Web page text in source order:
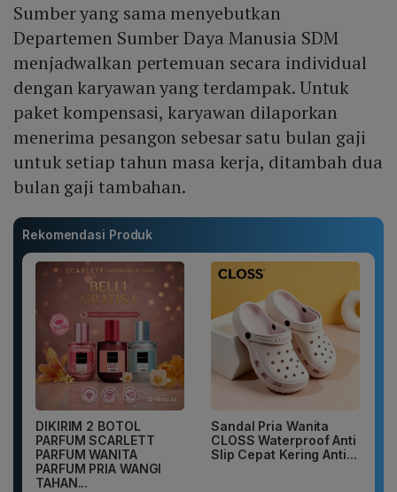
Sumber yang sama menyebutkan
Departemen Sumber Daya Manusia SDM
menjadwalkan pertemuan secara individual
dengan karyawan yang terdampak. Untuk
paket kompensasi, karyawan dilaporkan
menerima pesangon sebesar satu bulan gaji
untuk setiap tahun masa kerja, ditambah dua
bulan gaji tambahan.
Rekomendasi Produk
DIKIRIM 2 BOTOL
PARFUM SCARLETT
PARFUM WANITA
PARFUM PRIA WANGI
TAHAN...
Sandal Pria Wanita
CLOSS Waterproof Anti
Slip Cepat Kering Anti...